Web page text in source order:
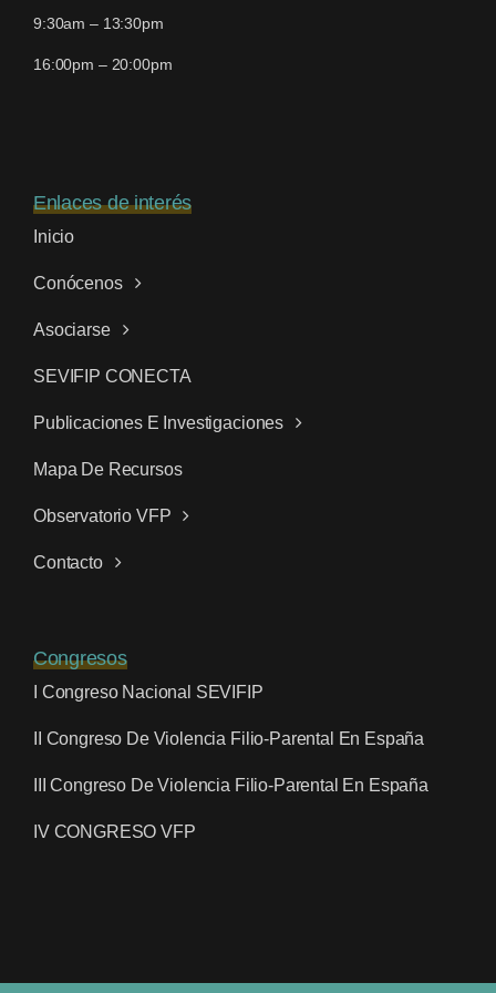
9:30am – 13:30pm
16:00pm – 20:00pm
Enlaces de interés
Inicio
Conócenos
Asociarse
SEVIFIP CONECTA
Publicaciones E Investigaciones
Mapa De Recursos
Observatorio VFP
Contacto
Congresos
I Congreso Nacional SEVIFIP
II Congreso De Violencia Filio-Parental En España
III Congreso De Violencia Filio-Parental En España
IV CONGRESO VFP